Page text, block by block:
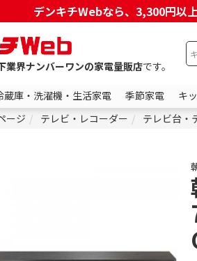
デンキチWebなら、3,300円以
業界ナンバーワンの家電量販店です。
蔵庫・洗濯機・生活家電 季節家電 キ
ージ テレビ・レコーダー テレビ台・